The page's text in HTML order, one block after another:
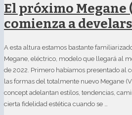
El próximo Megane
comienza a
A esta altura estamos bastante
Megane, eléctrico, modelo que llegará al
de 2022. Primero habíamos presentado al
las formas del totalmente nuevo Megane
concept adelantan estilos, tendencias,
cierta fidelidad estética cuando se …